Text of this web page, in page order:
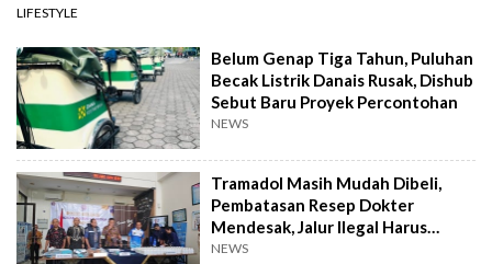
LIFESTYLE
Belum Genap Tiga Tahun, Puluhan
Becak Listrik Danais Rusak, Dishub
Sebut Baru Proyek Percontohan
NEWS
Tramadol Masih Mudah Dibeli,
Pembatasan Resep Dokter
Mendesak, Jalur Ilegal Harus
Distop
NEWS